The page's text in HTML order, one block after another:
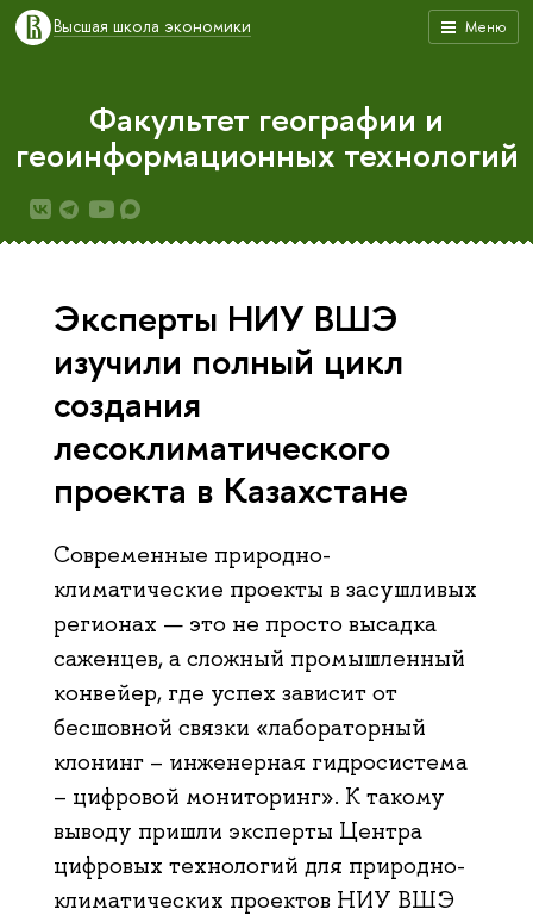
Меню
Высшая школа экономики
Факультет географии и
геоинформационных технологий
Эксперты НИУ ВШЭ
изучили полный цикл
создания
лесоклиматического
проекта в Казахстане
Современные природно-
климатические проекты в засушливых
регионах — это не просто высадка
саженцев, а сложный промышленный
конвейер, где успех зависит от
бесшовной связки «лабораторный
клонинг – инженерная гидросистема
– цифровой мониторинг». К такому
выводу пришли эксперты Центра
цифровых технологий для природно-
климатических проектов НИУ ВШЭ